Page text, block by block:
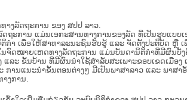
ງລັດຖະການ ຂອງ ສປປ ລາວ.
ະການ ແມ່ນ​ເອ​ກະ​ສານ​ທາງ​ການ​ຂອງ​ລັດ ທີ່​ເປັນ​ຮູບ​ແບບ​
ກໍາ ເພື່ອໃຫ້​ສາ​ທາ​ລະ​ນະ​ຊົນ​ຮັບ​ຮູ້ ແລະ ຈັດ​ຕັ້ງ​ປະ​ຕິ​ບັດ ຫຼື
ນ​ຈົດ​ໝາຍ​ເຫດ​ທາງ​ລັດ​ຖະ​ການ ​ແມ່ນ​ບັນ​ດາ​ນິ​ຕິ​ກຳ​ທີ່​ມີ​ຜົນ​ບັ
ແລະ ຂັ້ນ​ບ້ານ ​ທີ່​ມີ​ຜົນ​ນຳ​ໃຊ້​ສຳ​ລັບ​ສະ​ເພາະ​ຂອບ​ເຂດ​ເມືອງ
ການແນະນໍາຂັ້ນຕອນຕ່າງໆ ມີເປັນພາສາລາວ ແລະ ພາສ
ງການ.